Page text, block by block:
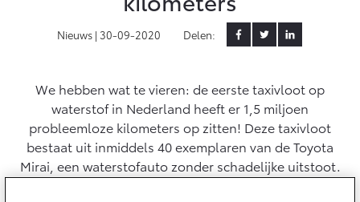
Yaris Cross
HYBRIDE
Vanaf € 31.895,-
Urban Cruiser
BATTERIJ-ELEKTRISCH
Vanaf € 32.995,-
Werkplaatsafspraak
APK
Airco check
Vakantiecheck
Hybride Zekerheid Controle
Toyota handleidingen
Wat is Private Lease?
Bereken je maandbedrag
Private Lease voor ZZP
Zakelijk
Toyota voor de zaak
Leaserijder
Werkplaatsafspraak maken
Contact en Route
Nieuws | 30-09-2020 Delen:
We hebben wat te vieren: de eerste taxivloot op
waterstof in Nederland heeft er 1,5 miljoen
probleemloze kilometers op zitten! Deze taxivloot
bestaat uit inmiddels 40 exemplaren van de Toyota
Mirai, een waterstofauto zonder schadelijke uitstoot.